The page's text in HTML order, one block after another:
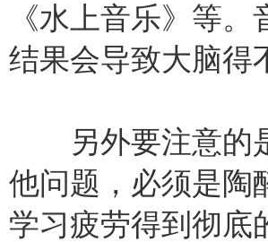
《水上音乐》等
结果会导致大脑得
另外要注意的是
他问题，必须是陶
学习疲劳得到彻底